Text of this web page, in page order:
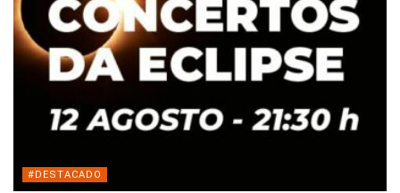
#DESTACADO